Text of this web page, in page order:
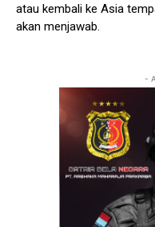
atau kembali ke Asia
akan menjawab.
-